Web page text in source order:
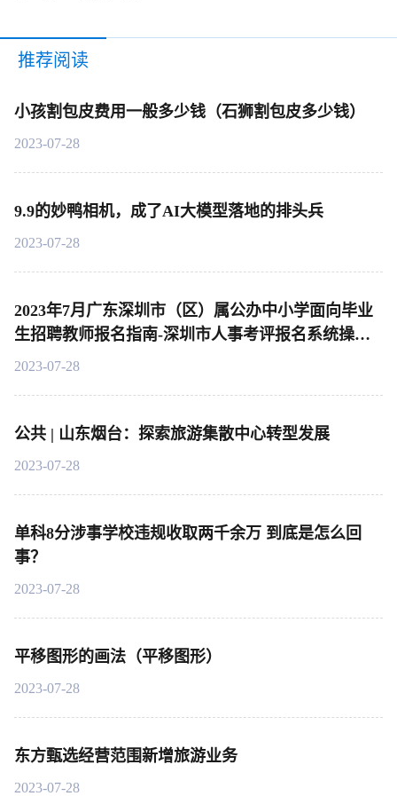
推荐阅读
小孩割包皮费用一般多少钱（石狮割包皮多少钱）
2023-07-28
9.9的妙鸭相机，成了AI大模型落地的排头兵
2023-07-28
2023年7月广东深圳市（区）属公办中小学面向毕业
生招聘教师报名指南-深圳市人事考评报名系统操作
说明
2023-07-28
公共 | 山东烟台：探索旅游集散中心转型发展
2023-07-28
单科8分涉事学校违规收取两千余万 到底是怎么回
事？
2023-07-28
平移图形的画法（平移图形）
2023-07-28
东方甄选经营范围新增旅游业务
2023-07-28